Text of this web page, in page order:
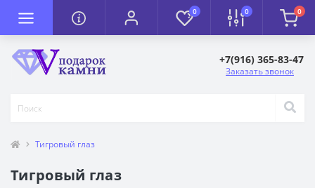
0 0 0
+7(916) 365-83-47
Заказать звонок
Тигровый глаз
Тигровый глаз